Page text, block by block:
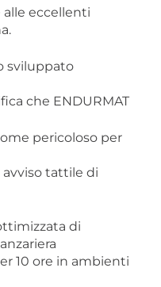
alle eccellenti
sviluppato
che ENDURMAT
pericoloso per
tattile di
di
10 ore in ambienti